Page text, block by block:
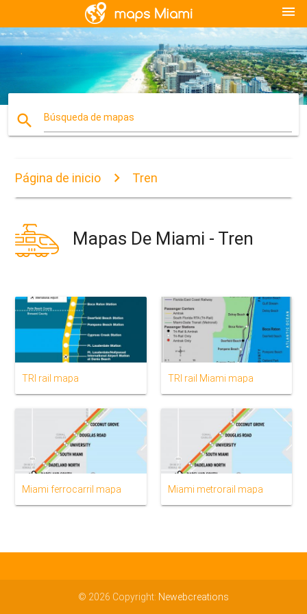
menu
search Búsqueda de mapas
Página de inicio Tren
Mapas De Miami - Tren
TRI rail mapa TRI rail Miami mapa
Miami ferrocarril mapa Miami metrorail mapa
© 2026 Copyright: Newebcreations